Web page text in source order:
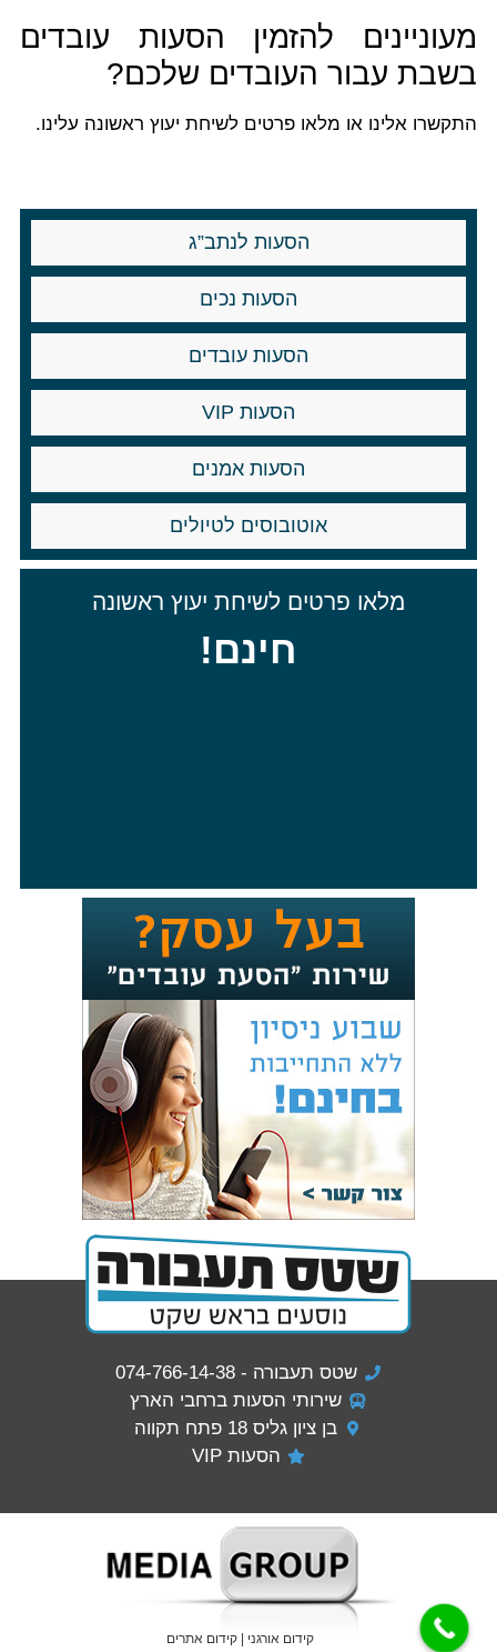
מעוניינים להזמין הסעות עובדים
בשבת עבור העובדים שלכם?
התקשרו אלינו או מלאו פרטים לשיחת יעוץ ראשונה עלינו.
הסעות לנתב”ג
הסעות נכים
הסעות עובדים
הסעות VIP
הסעות אמנים
אוטובוסים לטיולים
מלאו פרטים לשיחת יעוץ ראשונה
חינם!
שטס תעבורה - 074-766-14-38
שירותי הסעות ברחבי הארץ
בן ציון גליס 18 פתח תקווה
הסעות VIP
קידום אורגני | קידום אתרים